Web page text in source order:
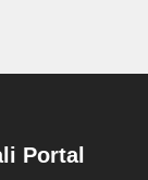
Portal